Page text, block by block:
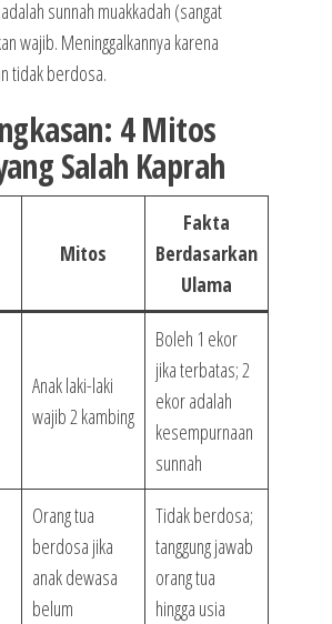
sunnah muakkadah (sangat
wajib. Meninggalkannya karena
tidak berdosa.
4 Mitos
Salah Kaprah
Mitos
Fakta
Berdasarkan
Ulama
Anak laki-laki
wajib 2 kambing
Boleh 1 ekor
jika terbatas; 2
ekor adalah
kesempurnaan
sunnah
Orang tua
berdosa jika
anak dewasa
belum
Tidak berdosa;
tanggung jawab
orang tua
hingga usia